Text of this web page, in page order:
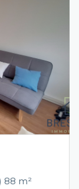
Maison 4 pièce(s) 3 chambre(s) 88 m²